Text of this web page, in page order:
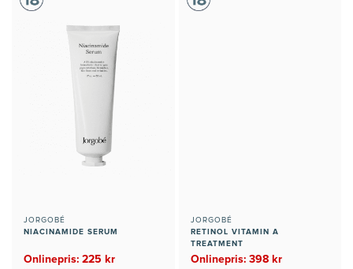
JORGOBÉ
NIACINAMIDE SERUM
Onlinepris: 225 kr
JORGOBÉ
RETINOL VITAMIN A
TREATMENT
Onlinepris: 398 kr